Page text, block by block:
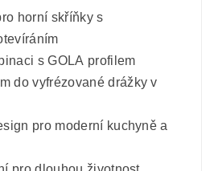
horní skříňky s
s GOLA profilem
do vyfrézované drážky v
pro moderní kuchyně a